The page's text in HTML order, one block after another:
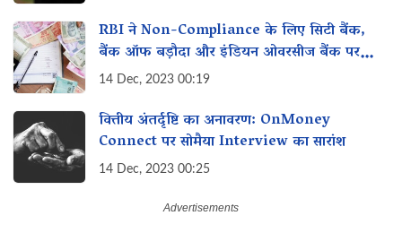
RBI ने Non-Compliance के लिए सिटी बैंक,
बैंक ऑफ बड़ौदा और इंडियन ओवरसीज बैंक पर
₹10.34 करोड़ का जुर्माना लगाया!
14 Dec, 2023 00:19
वित्तीय अंतर्दृष्टि का अनावरण: OnMoney
Connect पर सोमैया Interview का सारांश
14 Dec, 2023 00:25